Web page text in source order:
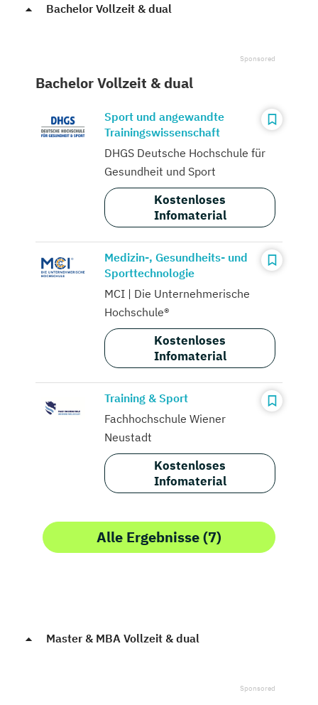
Bachelor Vollzeit & dual
Bachelor Vollzeit & dual
Sport und angewandte
Trainingswissenschaft
DHGS Deutsche Hochschule für
Gesundheit und Sport
Kostenloses
Infomaterial
Medizin-, Gesundheits- und
Sporttechnologie
MCI | Die Unternehmerische
Hochschule®
Kostenloses
Infomaterial
Training & Sport
Fachhochschule Wiener
Neustadt
Kostenloses
Infomaterial
Alle Ergebnisse (7)
Master & MBA Vollzeit & dual